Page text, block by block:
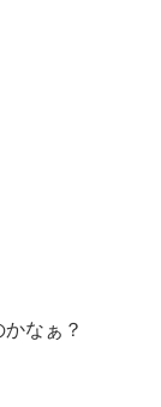
なぁ？